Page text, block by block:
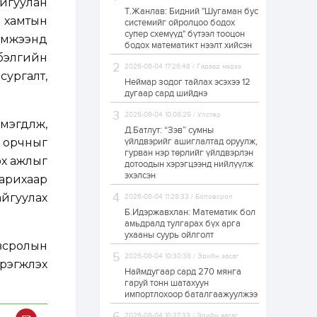
орчныг
ажлыг
“Хотын дарга сонсож
байна” 150150 тусгай
дугаарыг
наймдугаар сарын
14-нөөс ажиллуулж...
19 цаг 0
“Чингис хаан” олон
улсын нисэх буудал
руу нийтийн тээврийн
автобус 24 цагаар
үйлчилж байна
1 өдөр 1 0
Нийслэлийн
бүртгэл энэ сарын 10-
нд эхэлнэ
1 өдөр 0
16 төрлийн эмийг нэг
худалдан авах
журмыг баталлаа
1 өдөр 0 0
Т.Жанлав: Бидний "Шугаман бус
системийг ойролцоо бодох
супер схемүүд" бүтээл тооцон
бодох математикт нээлт хийсэн
2026-08-04 17:26:48 / Гадаад мэдээ
Неймар зодог тайлах эсэхээ 12
дугаар сард шийднэ
2026-08-04 10:08:29 / Улстөр
Д.Батлут: “Зэв” сумны
үйлдвэрийг ашиглалтад оруулж,
гурван нэр төрлийг үйлдвэрлэн
дотоодын хэрэгцээнд нийлүүлж
эхэлсэн
2026-08-04 11:28:33 / Боловсрол
Б.Идэржавхлан: Математик бол
амьдралд тулгарах бүх арга
ухааны суурь ойлголт
2026-08-04 10:30:38 / Эдийн засаг
Наймдугаар сард 270 мянга
гаруй тонн шатахуун
импортлохоор баталгаажуулжээ